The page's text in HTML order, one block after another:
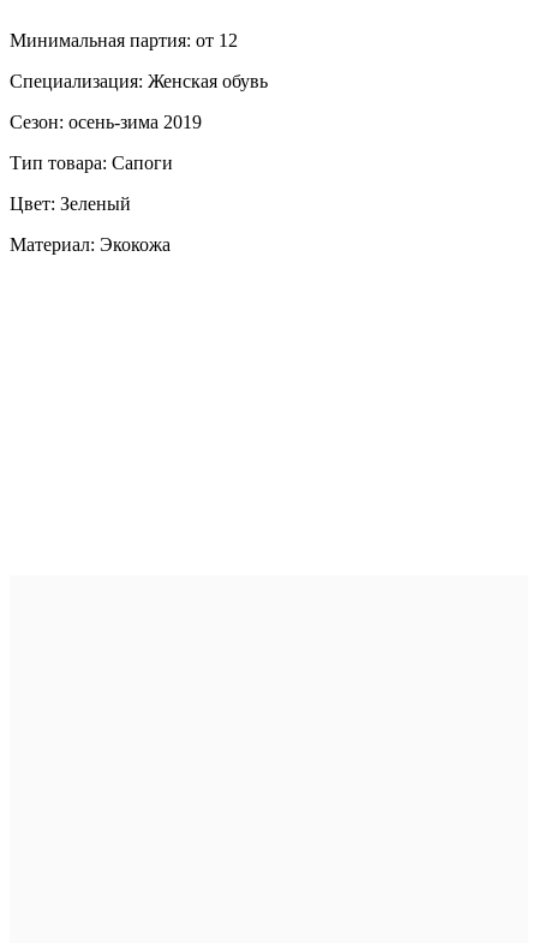
Минимальная партия: от 12
Специализация: Женская обувь
Сезон: осень-зима 2019
Тип товара: Сапоги
Цвет: Зеленый
Материал: Экокожа